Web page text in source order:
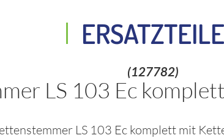
ERSATZTEILE
(127782)
LS 103 Ec
LS 103 Ec komplett mit